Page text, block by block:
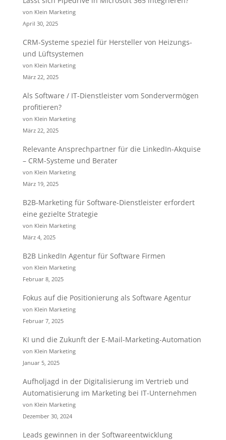
von Klein Marketing
April 30, 2025
CRM-Systeme speziel für Hersteller von Heizungs-
und Lüftsystemen
von Klein Marketing
März 22, 2025
Als Software / IT-Dienstleister vom Sondervermögen
profitieren?
von Klein Marketing
März 22, 2025
Relevante Ansprechpartner für die LinkedIn-Akquise
– CRM-Systeme und Berater
von Klein Marketing
März 19, 2025
B2B-Marketing für Software-Dienstleister erfordert
eine gezielte Strategie
von Klein Marketing
März 4, 2025
B2B LinkedIn Agentur für Software Firmen
von Klein Marketing
Februar 8, 2025
Fokus auf die Positionierung als Software Agentur
von Klein Marketing
Februar 7, 2025
KI und die Zukunft der E-Mail-Marketing-Automation
von Klein Marketing
Januar 5, 2025
Aufholjagd in der Digitalisierung im Vertrieb und
Automatisierung im Marketing bei IT-Unternehmen
von Klein Marketing
Dezember 30, 2024
Leads gewinnen in der Softwareentwicklung